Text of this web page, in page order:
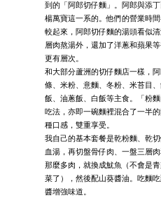
到的「阿郎切仔麵」。阿郎與添
楊萬寶這一系的。他們的營業時
較起來，阿郎切仔麵的湯頭看似
層肉熬湯外，還加了洋蔥和蘋果
更有層次。
和大部分蘆洲的切仔麵店一樣，
條、米粉、意麵、冬粉、米苔目
飯、油蔥飯、白飯等主食。「粉
吃法，亦即一碗麵裡混合了一半
種口感，雙重享受。
我自己的基本套餐是乾粉麵、乾
血湯，再切盤骨仔肉、一盤三層
那麼多肉，就換成魷魚（不會是
菜了），然後配山葵醬油。吃麵
醬增強味道。